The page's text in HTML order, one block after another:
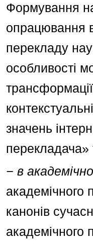
Формування
опрацювання
перекладу
особливості
значень
− в
канонів
академічного